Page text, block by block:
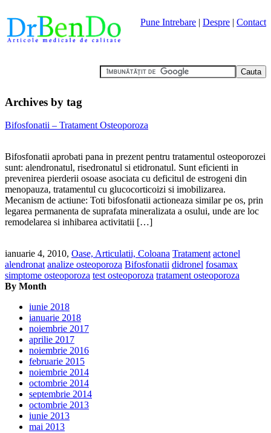
Pune Intrebare | Despre | Contact
Archives by tag
Bifosfonatii – Tratament Osteoporoza
Bifosfonatii aprobati pana in prezent pentru tratamentul osteoporozei
sunt: alendronatul, risedronatul si etidronatul. Sunt eficienti in
prevenirea pierderii osoase asociata cu deficitul de estrogeni din
menopauza, tratamentul cu glucocorticoizi si imobilizarea.
Mecanism de actiune: Toti bifosfonatii actioneaza similar pe os, prin
legarea permanenta de suprafata mineralizata a osului, unde are loc
remodelarea si inhibarea activitatii […]
ianuarie 4, 2010, Oase, Articulatii, Coloana Tratament actonel
alendronat analize osteoporoza Bifosfonatii didronel fosamax
simptome osteoporoza test osteoporoza tratament osteoporoza
By Month
iunie 2018
ianuarie 2018
noiembrie 2017
aprilie 2017
noiembrie 2016
februarie 2015
noiembrie 2014
octombrie 2014
septembrie 2014
octombrie 2013
iunie 2013
mai 2013